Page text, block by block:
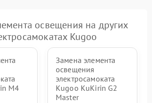
освещения на других
Kugoo
M4
Замена элемента
освещения
электросамоката
Kugoo KuKirin G2
Master